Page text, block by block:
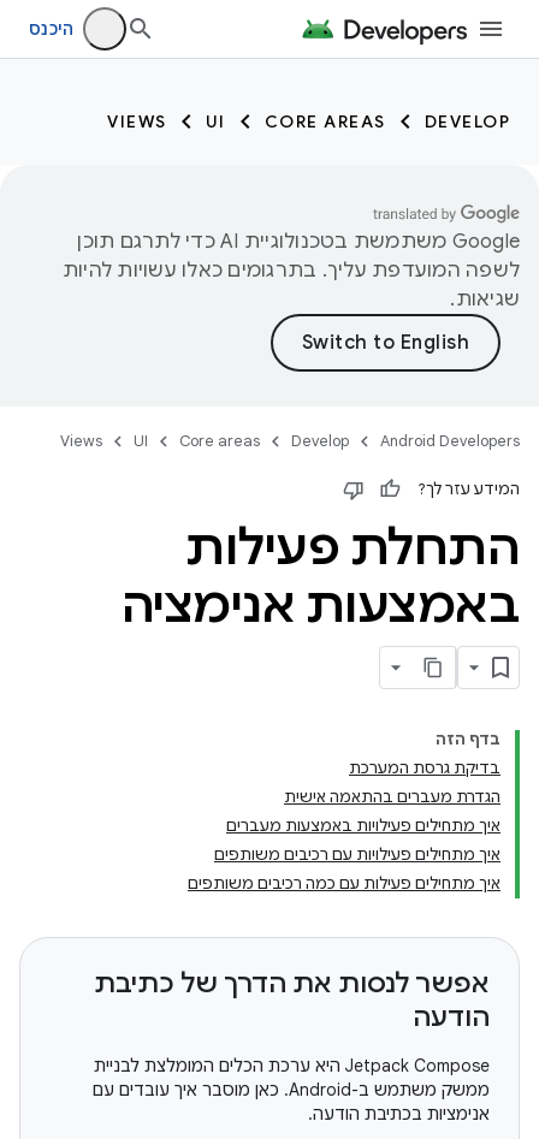
היכנס
DEVELOP
CORE AREAS
UI
VIEWS
‫Google משתמשת בטכנולוגיית AI כדי לתרגם תוכן
לשפה המועדפת עליך. בתרגומים כאלו עשויות להיות
שגיאות.
Android Developers
Develop
Core areas
UI
Views
המידע עזר לך?
התחלת פעילות
באמצעות אנימציה
בדף הזה
בדיקת גרסת המערכת
הגדרת מעברים בהתאמה אישית
איך מתחילים פעילויות באמצעות מעברים
איך מתחילים פעילויות עם רכיבים משותפים
איך מתחילים פעילות עם כמה רכיבים משותפים
אפשר לנסות את הדרך של כתיבת
הודעה
‫Jetpack Compose היא ערכת הכלים המומלצת לבניית
ממשק משתמש ב-Android. כאן מוסבר איך עובדים עם
אנימציות בכתיבת הודעה.